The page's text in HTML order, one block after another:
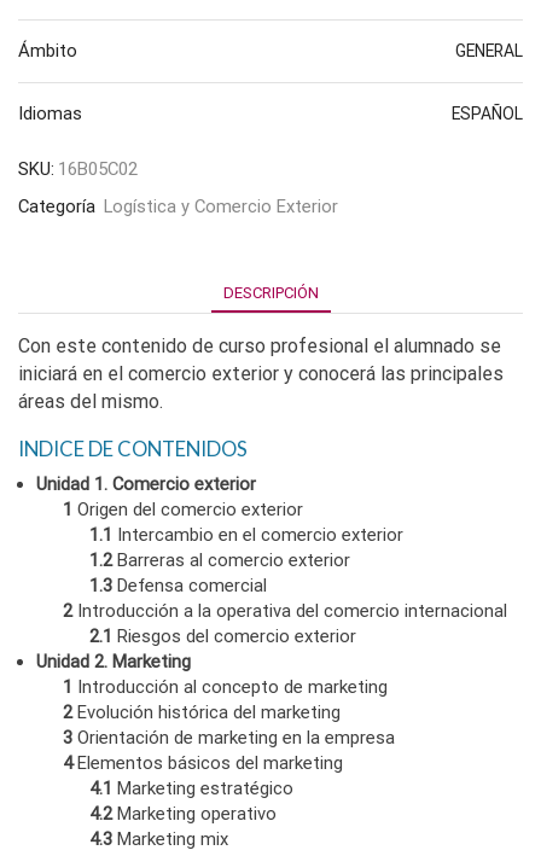
Ámbito GENERAL
Idiomas ESPAÑOL
SKU: 16B05C02
Categoría Logística y Comercio Exterior
DESCRIPCIÓN
Con este contenido de curso profesional el alumnado se
iniciará en el comercio exterior y conocerá las principales
áreas del mismo.
INDICE DE CONTENIDOS
Unidad 1. Comercio exterior
1 Origen del comercio exterior
1.1 Intercambio en el comercio exterior
1.2Barreras al comercio exterior
1.3 Defensa comercial
2Introducción a la operativa del comercio internacional
2.1 Riesgos del comercio exterior
Unidad 2. Marketing
1 Introducción al concepto de marketing
2Evolución histórica del marketing
3 Orientación de marketing en la empresa
4Elementos básicos del marketing
4.1 Marketing estratégico
4.2Marketing operativo
4.3 Marketing mix